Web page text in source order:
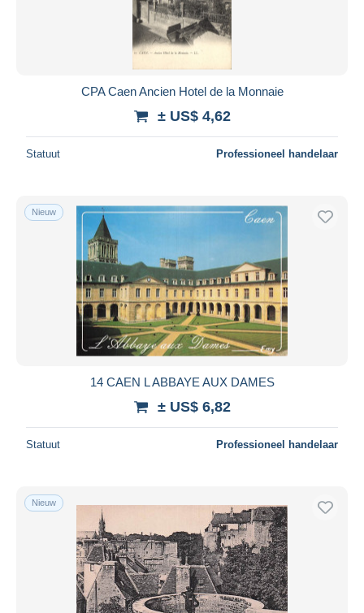
CPA Caen Ancien Hotel de la Monnaie
± US$ 4,62
Statuut Professioneel handelaar
Nieuw
14 CAEN L ABBAYE AUX DAMES
± US$ 6,82
Statuut Professioneel handelaar
Nieuw